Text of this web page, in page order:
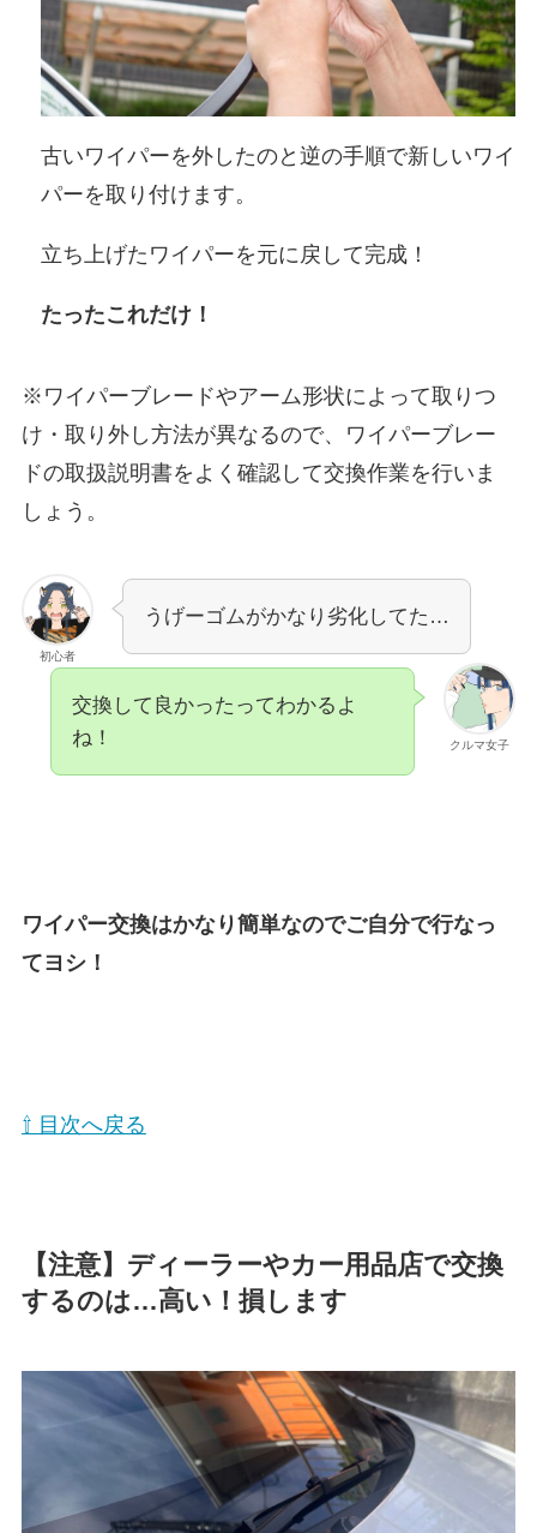
古いワイパーを外したのと逆の手順で新しいワイ
パーを取り付けます。
立ち上げたワイパーを元に戻して完成！
たったこれだけ！
※ワイパーブレードやアーム形状によって取りつ
け・取り外し方法が異なるので、ワイパーブレー
ドの取扱説明書をよく確認して交換作業を行いま
しょう。
初心者
うげーゴムがかなり劣化してた…
クルマ女子
交換して良かったってわかるよ
ね！
ワイパー交換はかなり簡単なのでご自分で行なっ
てヨシ！
⇧ 目次へ戻る
【注意】ディーラーやカー用品店で交換
するのは…高い！損します